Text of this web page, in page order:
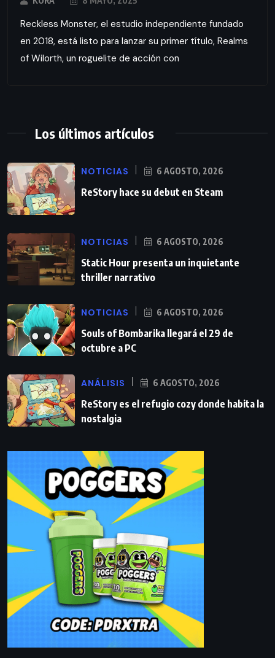
Reckless Monster, el estudio independiente fundado
en 2018, está listo para lanzar su primer título, Realms
of Wilorth, un roguelite de acción con
Los últimos artículos
NOTICIAS 6 AGOSTO, 2026
ReStory hace su debut en Steam
NOTICIAS 6 AGOSTO, 2026
Static Hour presenta un inquietante
thriller narrativo
NOTICIAS 6 AGOSTO, 2026
Souls of Bombarika llegará el 29 de
octubre a PC
ANÁLISIS 6 AGOSTO, 2026
ReStory es el refugio cozy donde habita la
nostalgia